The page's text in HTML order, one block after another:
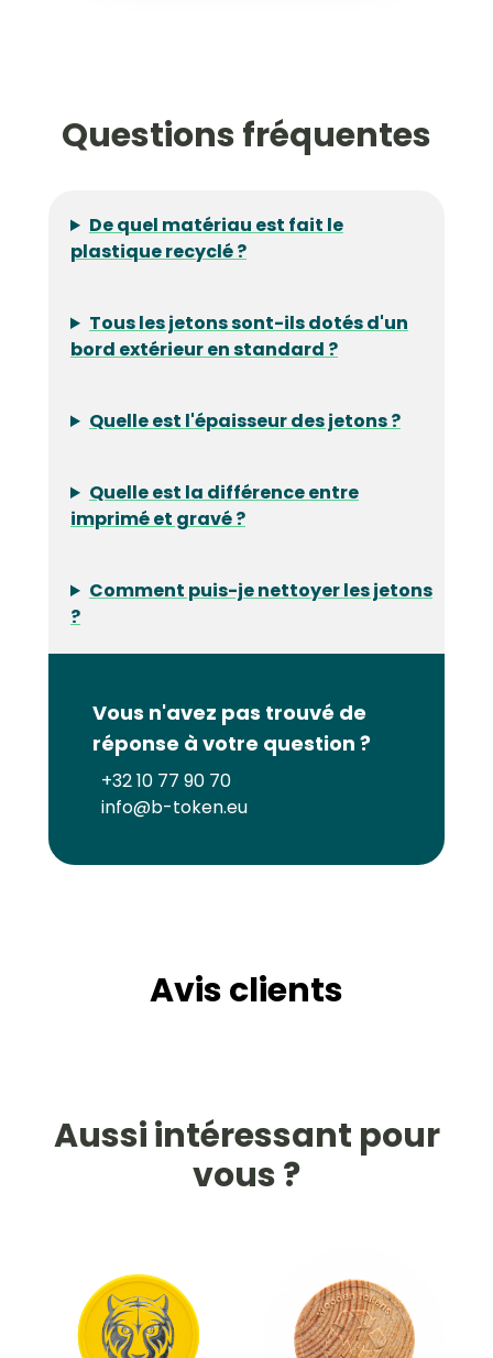
Questions fréquentes
De quel matériau est fait le
plastique recyclé ?
Tous les jetons sont-ils dotés d'un
bord extérieur en standard ?
Quelle est l'épaisseur des jetons ?
Quelle est la différence entre
imprimé et gravé ?
Comment puis-je nettoyer les jetons
?
Vous n'avez pas trouvé de
réponse à votre question ?
+32 10 77 90 70
info@b-token.eu
Avis clients
Aussi intéressant pour
vous ?